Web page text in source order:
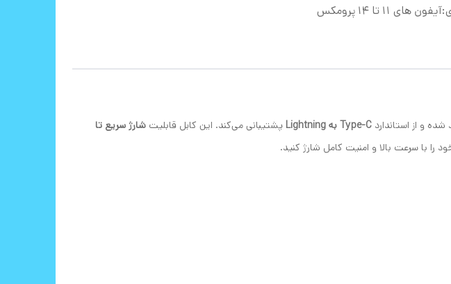
:آیفون های 11 تا 14 پرومکس
و از استاندارد Type-C به Lightning پشتیبانی می‌کند. این کابل قابلیت شارژ سریع تا